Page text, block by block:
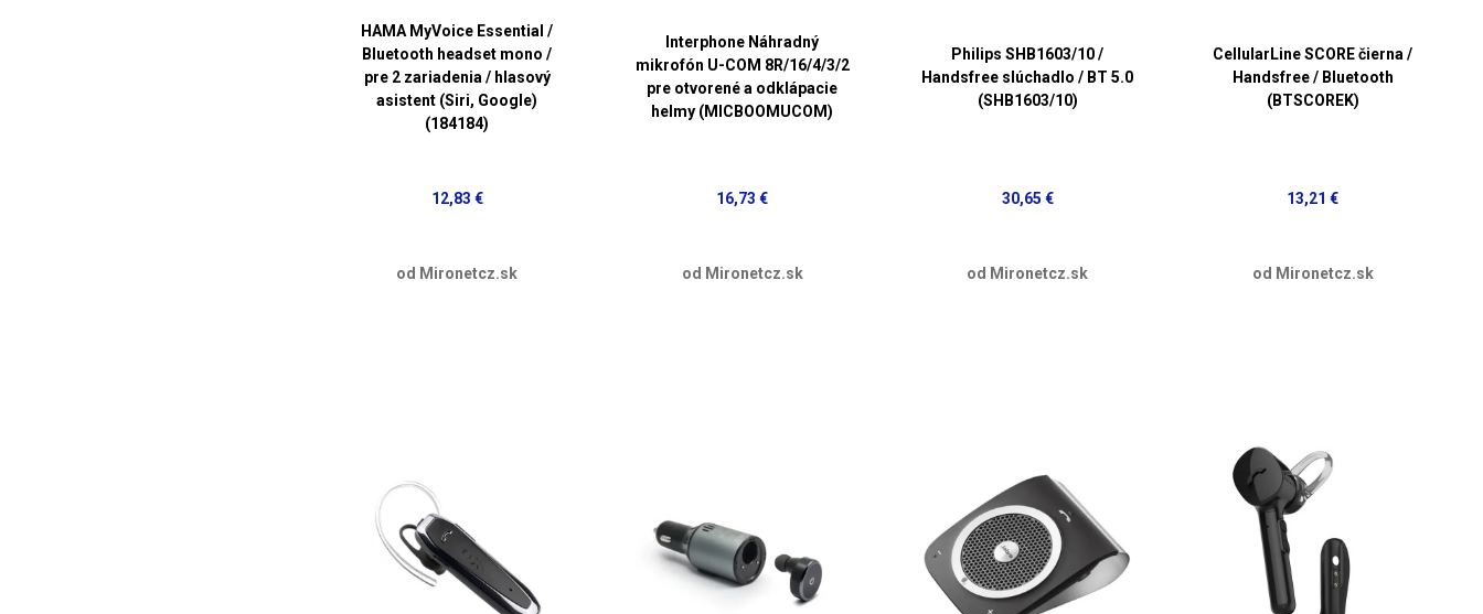
HAMA MyVoice Essential /
Bluetooth headset mono /
pre 2 zariadenia / hlasový
asistent (Siri, Google)
(184184)
12,83 €
od Mironetcz.sk
Interphone Náhradný
mikrofón U-COM 8R/16/4/3/2
pre otvorené a odklápacie
helmy (MICBOOMUCOM)
16,73 €
od Mironetcz.sk
Philips SHB1603/10 /
Handsfree slúchadlo / BT 5.0
(SHB1603/10)
30,65 €
od Mironetcz.sk
CellularLine SCORE čierna /
Handsfree / Bluetooth
(BTSCOREK)
13,21 €
od Mironetcz.sk